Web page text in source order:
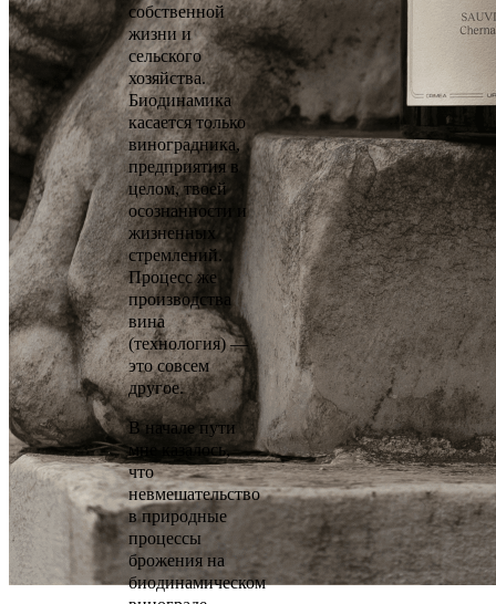
собственной
жизни и
сельского
хозяйства.
Биодинамика
касается только
виноградника,
предприятия в
целом, твоей
осознанности и
жизненных
стремлений.
Процесс же
производства
вина
(технология) —
это совсем
другое.
В начале пути
мне казалось,
что
невмешательство
в природные
процессы
брожения на
биодинамическом